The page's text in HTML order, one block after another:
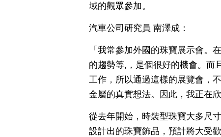
域的觀眾參加。
汽車公司研究員 南澤成：
「我常參加外國的珠寶展示會。
的趨勢等,，是個很好的機會。而
工作，所以通過這樣的展覽會，
金屬的真實想法。因此，我正在欣
從去年開始，時裝型珠寶大多尺
設計出的珠寶飾品，預計將大受歡